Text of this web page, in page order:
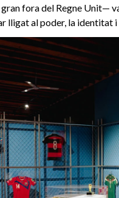
fora del Regne Unit—
lligat al poder, la identitat